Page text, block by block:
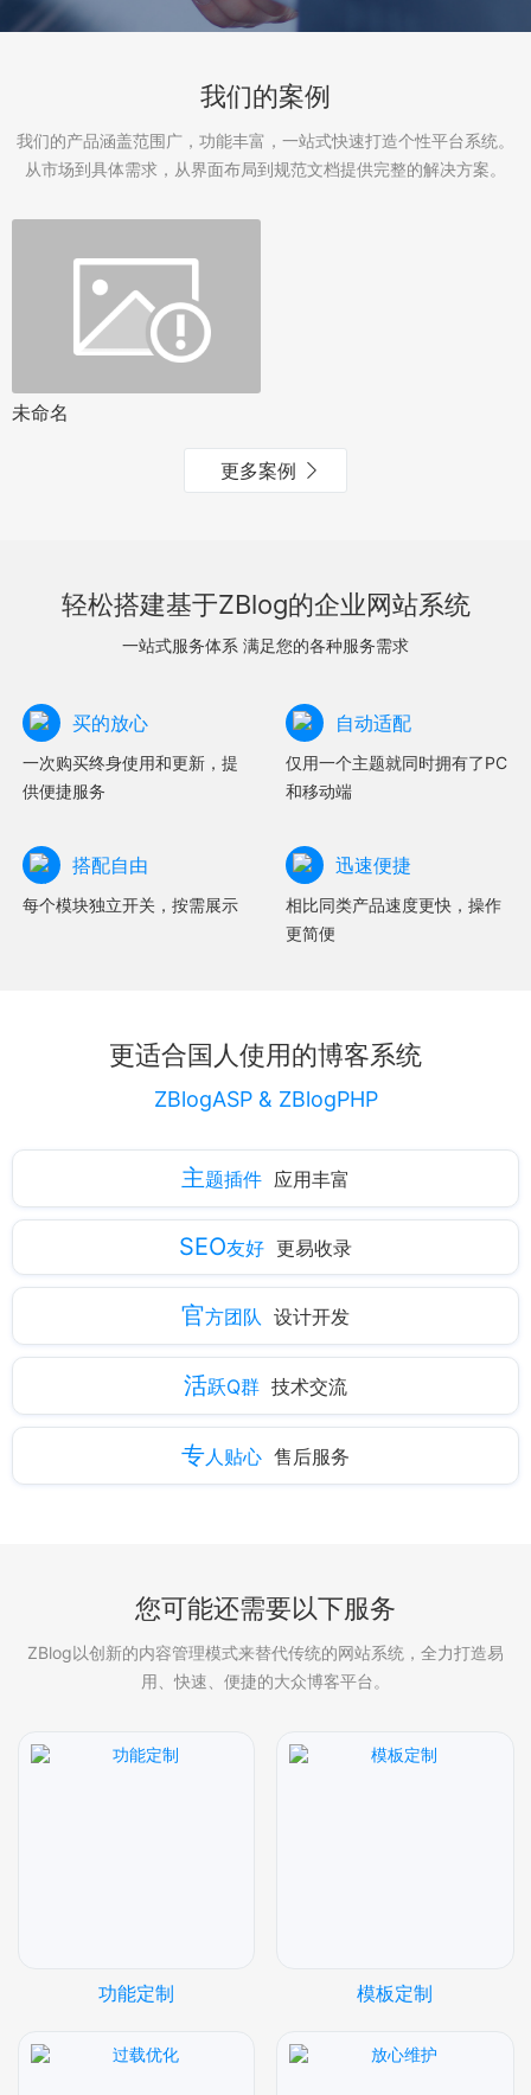
我们的案例
我们的产品涵盖范围广，功能丰富，一站式快速打造个性平台系统。
从市场到具体需求，从界面布局到规范文档提供完整的解决方案。
未命名
更多案例
轻松搭建基于ZBlog的企业网站系统
一站式服务体系 满足您的各种服务需求
买的放心
一次购买终身使用和更新，提
供便捷服务
自动适配
仅用一个主题就同时拥有了PC
和移动端
搭配自由
每个模块独立开关，按需展示
迅速便捷
相比同类产品速度更快，操作
更简便
更适合国人使用的博客系统
ZBlogASP & ZBlogPHP
主题插件 应用丰富
SEO友好 更易收录
官方团队 设计开发
活跃Q群 技术交流
专人贴心 售后服务
您可能还需要以下服务
ZBlog以创新的内容管理模式来替代传统的网站系统，全力打造易
用、快速、便捷的大众博客平台。
功能定制 模板定制